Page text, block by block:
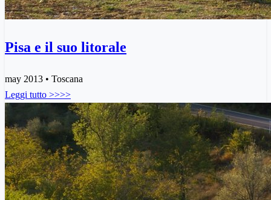
Pisa e il suo litorale
may 2013 • Toscana
Leggi tutto >>>>